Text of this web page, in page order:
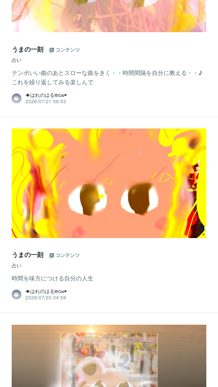
うまの一刻
コンテンツ
占い
テンポいい曲のあとスローな曲をきく・・時間間隔を自分に教える・・♪
これを繰り返してみる楽しんで
☀はれのはるiec∞◉
2026/07/21 06:53
うまの一刻
コンテンツ
占い
時間を味方につける自分の人生
☀はれのはるiec∞◉
2026/07/20 04:59